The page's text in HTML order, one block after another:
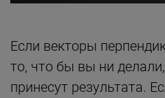
Если векторы
то, что бы вы ни
принесут результата.